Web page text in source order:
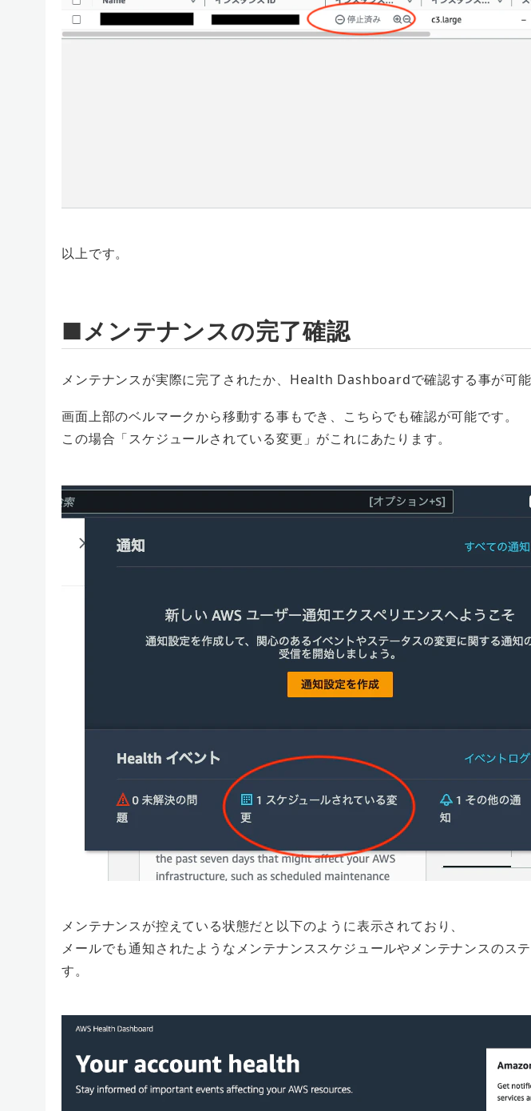
以上です。
■メンテナンスの完了確認
メンテナンスが実際に完了されたか、Health Dashboardで確認する事が可能
画面上部のベルマークから移動する事もでき、こちらでも確認が可能です。
この場合「スケジュールされている変更」がこれにあたります。
メンテナンスが控えている状態だと以下のように表示されており、
メールでも通知されたようなメンテナンススケジュールやメンテナンスのス
す。